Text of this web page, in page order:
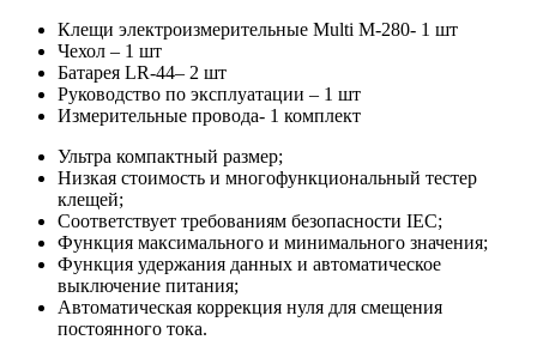
Клещи электроизмерительные Multi M-280- 1 шт
Чехол – 1 шт
Батарея LR-44– 2 шт
Руководство по эксплуатации – 1 шт
Измерительные провода- 1 комплект
Ультра компактный размер;
Низкая стоимость и многофункциональный тестер
клещей;
Соответствует требованиям безопасности IEC;
Функция максимального и минимального значения;
Функция удержания данных и автоматическое
выключение питания;
Автоматическая коррекция нуля для смещения
постоянного тока.